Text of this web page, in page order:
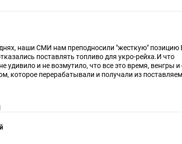
наши СМИ нам преподносили "жесткую" позицию
поставлять топливо для укро-рейха.И что
удивило и не возмутило, что все это время, венгры
которое перерабатывали и получали из
благодаря поставкам российской нефти!Как вы
в гейропу нефть?